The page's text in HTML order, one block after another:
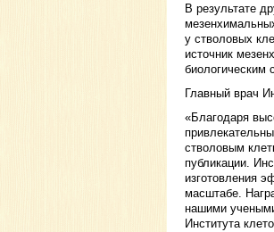
В результате
у стволовых
источник
биологическим
Главный врач
«Благодаря
стволовым
публикации.
изготовления
масштабе.
нашими
Института